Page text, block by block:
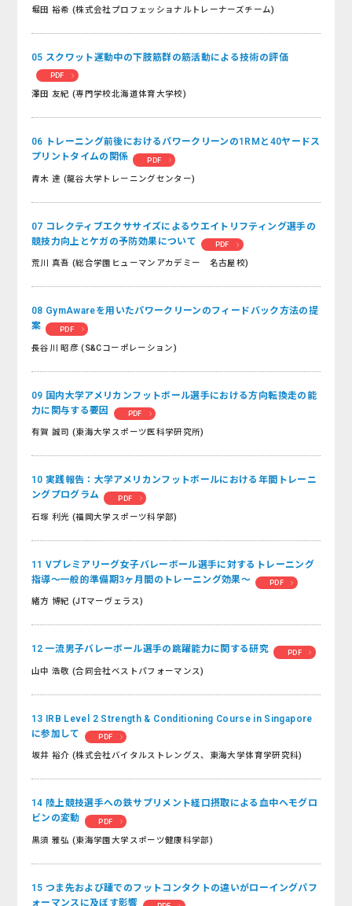
堀田 裕希 (株式会社プロフェッショナルトレーナーズチーム)
05 スクワット運動中の下肢筋群の筋活動による技術の評価
PDF
澤田 友紀 (専門学校北海道体育大学校)
06 トレーニング前後におけるパワークリーンの1RMと40ヤードス
プリントタイムの関係
PDF
青木 達 (龍谷大学トレーニングセンター)
07 コレクティブエクササイズによるウエイトリフティング選手の
競技力向上とケガの予防効果について
PDF
荒川 真吾 (総合学園ヒューマンアカデミー 名古屋校)
08 GymAwareを用いたパワークリーンのフィードバック方法の提
案
PDF
長谷川 昭彦 (S&Cコーポレーション)
09 国内大学アメリカンフットボール選手における方向転換走の能
力に関与する要因
PDF
有賀 誠司 (東海大学スポーツ医科学研究所)
10 実践報告：大学アメリカンフットボールにおける年間トレーニ
ングプログラム
PDF
石塚 利光 (福岡大学スポーツ科学部)
11 Vプレミアリーグ女子バレーボール選手に対するトレーニング
指導～一般的準備期3ヶ月間のトレーニング効果～
PDF
緒方 博紀 (JTマーヴェラス)
12 一流男子バレーボール選手の跳躍能力に関する研究 PDF
山中 浩敬 (合同会社ベストパフォーマンス)
13 IRB Level 2 Strength & Conditioning Course in Singapore
に参加して
PDF
坂井 裕介 (株式会社バイタルストレングス、東海大学体育学研究科)
14 陸上競技選手への鉄サプリメント経口摂取による血中ヘモグロ
ビンの変動
PDF
黒須 雅弘 (東海学園大学スポーツ健康科学部)
15 つま先および踵でのフットコンタクトの違いがローイングパフ
ォーマンスに及ぼす影響